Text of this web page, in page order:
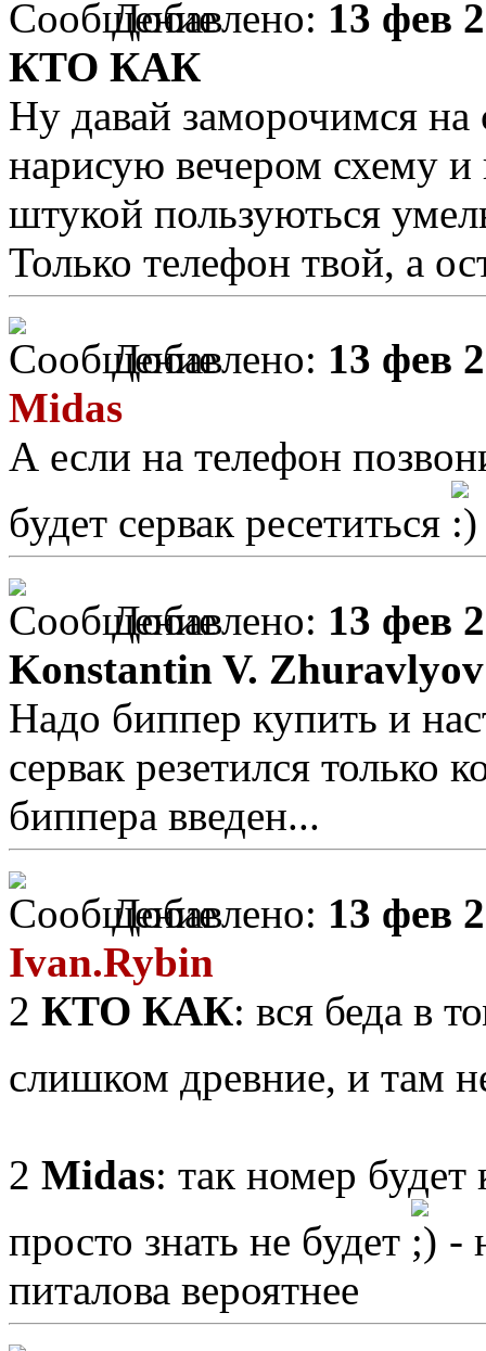
Добавлено: 13 фев
КТО КАК
Ну давай заморочимся на
нарисую вечером схему
штукой пользуються
Только телефон твой, а
Добавлено: 13 фев
Midas
А если на телефон
будет сервак ресетиться
Добавлено: 13 фев
Konstantin V. Zhuravlyov
Надо биппер купить и
сервак резетился только
биппера введен...
Добавлено: 13 фев
Ivan.Rybin
2 КТО КАК: вся беда в
слишком древние, и там
2 Midas: так номер будет
просто знать не будет
-
питалова вероятнее